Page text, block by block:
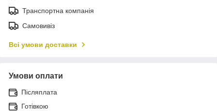
Транспортна компанія
Самовивіз
Всі умови доставки
Умови оплати
Післяплата
Готівкою